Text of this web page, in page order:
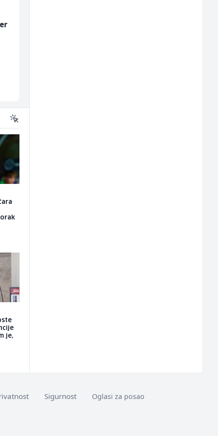
je,
Sigurnost Oglasi za posao